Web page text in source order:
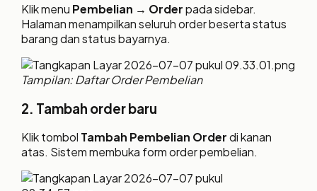
Klik menu Pembelian → Orderpada sidebar.
Halaman menampilkan seluruh order beserta status
barang dan status bayarnya.
Tampilan: Daftar Order Pembelian
2. Tambah order baru
Klik tombol Tambah Pembelian Orderdi kanan
atas. Sistem membuka form order pembelian.